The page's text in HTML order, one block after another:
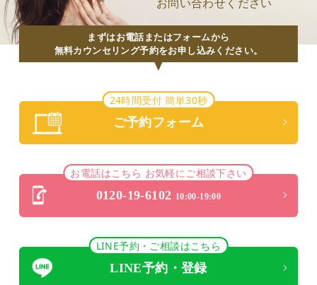
お問い合わせください
まずはお電話またはフォームから
無料カウンセリング予約をお申し込みください。
24時間受付 簡単30秒
ご予約フォーム
お電話はこちら お気軽にご相談下さい
0120-19-6102 10:00-19:00
LINE予約・ご相談はこちら
LINE予約・登録